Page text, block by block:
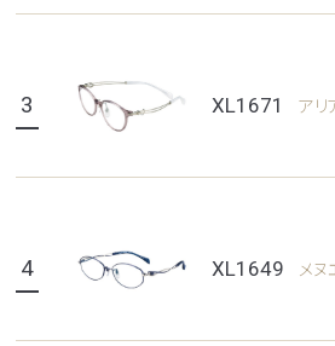
3 XL1671 アリ
4 XL1649 メヌ